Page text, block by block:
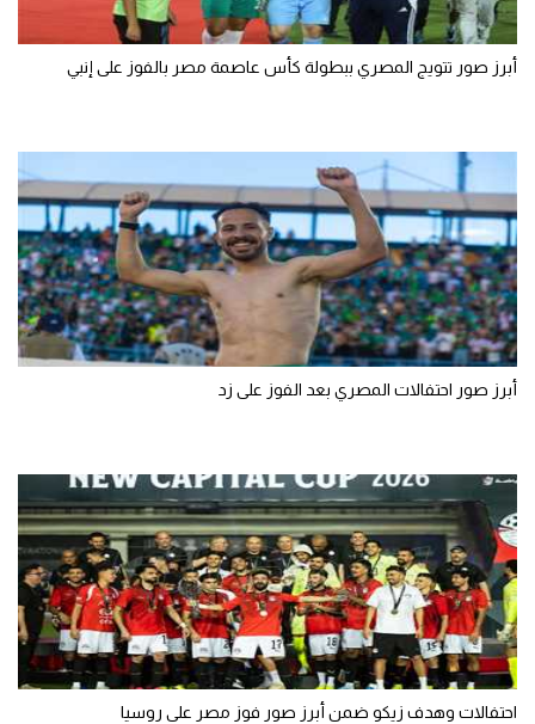
أبرز صور تتويج المصري ببطولة كأس عاصمة مصر بالفوز على إنبي
أبرز صور احتفالات المصري بعد الفوز على زد
احتفالات وهدف زيكو ضمن أبرز صور فوز مصر على روسيا